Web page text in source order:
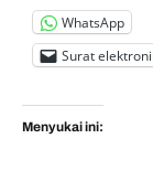
WhatsApp
Surat
Menyukai ini: